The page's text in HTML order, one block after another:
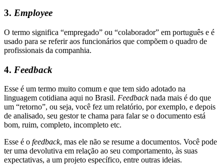
3. Employee
O termo significa “empregado” ou “colaborador” em português e é
usado para se referir aos funcionários que compõem o quadro de
profissionais da companhia.
4. Feedback
Esse é um termo muito comum e que tem sido adotado na
linguagem cotidiana aqui no Brasil. Feedbacknada mais é do que
um “retorno”, ou seja, você fez um relatório, por exemplo, e depois
de analisado, seu gestor te chama para falar se o documento está
bom, ruim, completo, incompleto etc.
Esse é o feedback, mas ele não se resume a documentos. Você pode
ter uma devolutiva em relação ao seu comportamento, às suas
expectativas, a um projeto específico, entre outras ideias.